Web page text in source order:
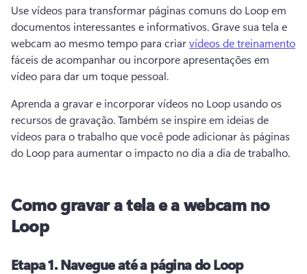
Use vídeos para transformar páginas comuns do Loop em
documentos interessantes e informativos. Grave sua tela e
webcam ao mesmo tempo para criar vídeos de treinamento
fáceis de acompanhar ou incorpore apresentações em
vídeo para dar um toque pessoal.
Aprenda a gravar e incorporar vídeos no Loop usando os
recursos de gravação. Também se inspire em ideias de
vídeos para o trabalho que você pode adicionar às páginas
do Loop para aumentar o impacto no dia a dia de trabalho.
Como gravar a tela e a webcam no
Loop
Etapa 1.Navegue até a página do Loop